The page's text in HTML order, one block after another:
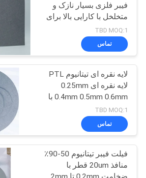
نمد فلزی
54
فلت فیبر
29
فیبر فلزی بسیار نازک و
متخلخل با کارایی بالا برای
PEM ((GDL/PTL)
TBD MOQ:1
تماس
لایه نقره ای تیتانیوم PTL
لایه نقره ای 0.25mm
0.4mm 0.5mm 0.6mm با
منافذ سفارشی
TBD MOQ:1
تماس
فیلت فیبر تیتانیوم 50-90٪
منافذ 20um قطر با